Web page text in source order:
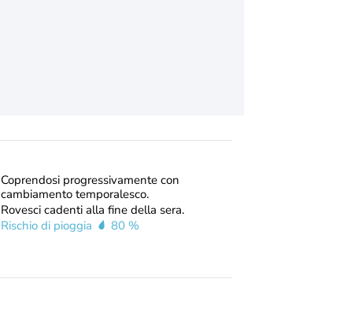
Coprendosi progressivamente con
cambiamento temporalesco.
Rovesci cadenti alla fine della sera.
Rischio di pioggia
80 %